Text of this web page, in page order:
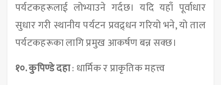
पर्यटकहरूलाई लोभ्याउने गर्दछ। यदि यहाँ पूर्वाधार
सुधार गरी स्थानीय पर्यटन प्रवद्र्धन गरियो भने, यो ताल
पर्यटकहरूका लागि प्रमुख आकर्षण बन्न सक्छ।
१०. कुपिण्डे दहा: धार्मिक र प्राकृतिक महत्त्व